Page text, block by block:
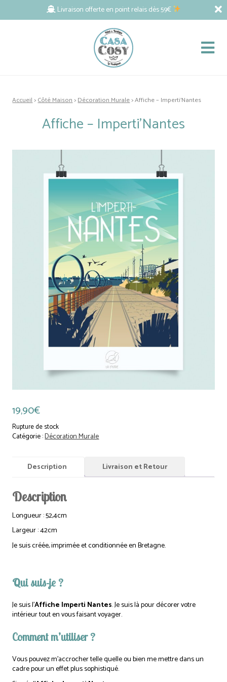
Livraison offerte en point relais dès 59€
Accueil>Côté Maison>Décoration Murale> Affiche – Imperti’Nantes
Affiche – Imperti’Nantes
19,90€
Rupture de stock
Catégorie :Décoration Murale
Description Livraison et Retour
Description
Longueur : 52,4cm
Largeur : 42cm
Je suis créée, imprimée et conditionnée en Bretagne.
Qui suis-je ?
Je suis l’Affiche Imperti Nantes. Je suis là pour décorer votre
intérieur tout en vous faisant voyager.
Comment m’utiliser ?
Vous pouvez m’accrocher telle quelle ou bien me mettre dans un
cadre pour un effet plus sophistiqué.